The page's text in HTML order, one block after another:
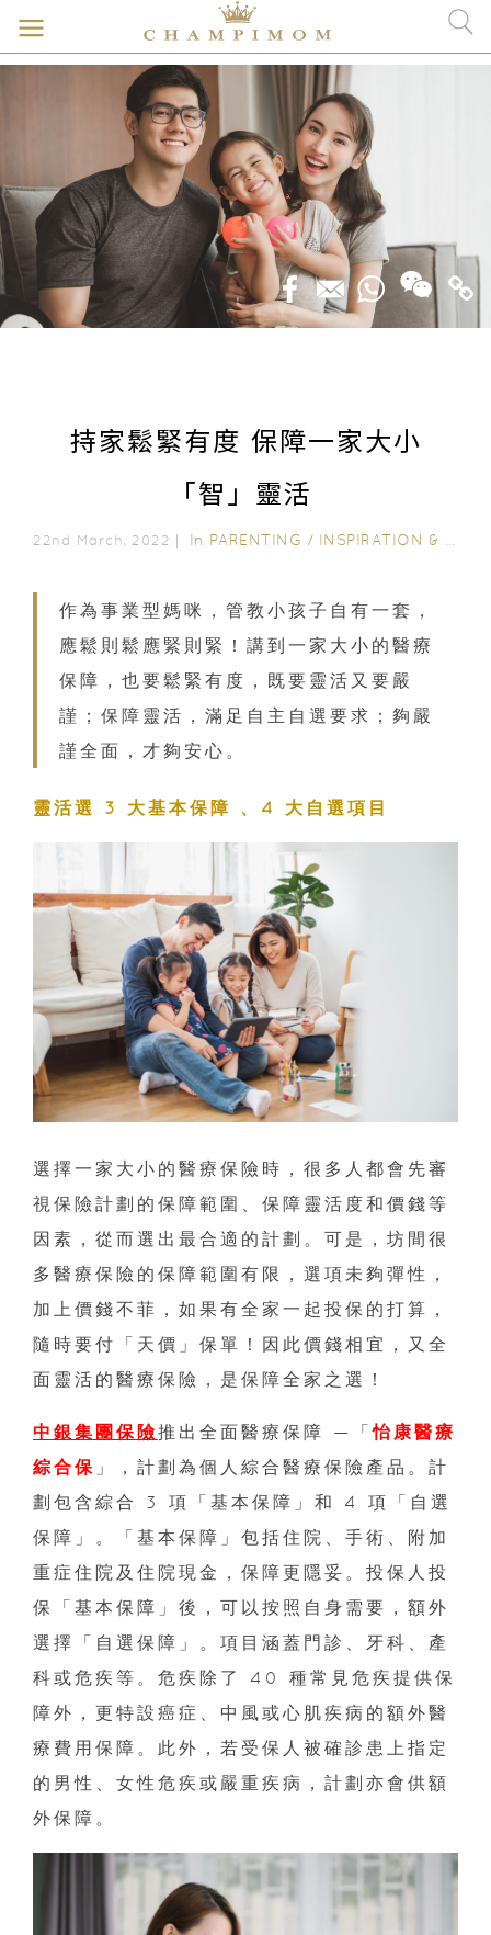
持家鬆緊有度 保障一家大小
「智」靈活
22nd March, 2022｜ In PARENTING / INSPIRATION & LIFESTYLE
作為事業型媽咪，管教小孩子自有一套，
應鬆則鬆應緊則緊！講到一家大小的醫療
保障，也要鬆緊有度，既要靈活又要嚴
謹；保障靈活，滿足自主自選要求；夠嚴
謹全面，才夠安心。
靈活選 3 大基本保障 、4 大自選項目
選擇一家大小的醫療保險時，很多人都會先審
視保險計劃的保障範圍、保障靈活度和價錢等
因素，從而選出最合適的計劃。可是，坊間很
多醫療保險的保障範圍有限，選項未夠彈性，
加上價錢不菲，如果有全家一起投保的打算，
隨時要付「天價」保單！因此價錢相宜，又全
面靈活的醫療保險，是保障全家之選！
中銀集團保險推出全面醫療保障 —「怡康醫療
綜合保 」，計劃為個人綜合醫療保險產品。計
劃包含綜合 3 項「基本保障」和 4 項「自選
保障」。「基本保障」包括住院、手術、附加
重症住院及住院現金，保障更隱妥。投保人投
保「基本保障」後，可以按照自身需要，額外
選擇「自選保障」。項目涵蓋門診、牙科、產
科或危疾等。危疾除了 40 種常見危疾提供保
障外，更特設癌症、中風或心肌疾病的額外醫
療費用保障。此外，若受保人被確診患上指定
的男性、女性危疾或嚴重疾病，計劃亦會供額
外保障。